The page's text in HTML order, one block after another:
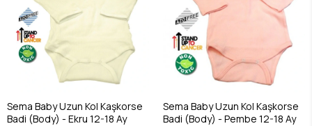
Sema Baby Uzun Kol Kaşkorse
Badi (Body) - Ekru 12-18 Ay
Sema Baby Uzun Kol Kaşkorse
Badi (Body) - Pembe 12-18 Ay